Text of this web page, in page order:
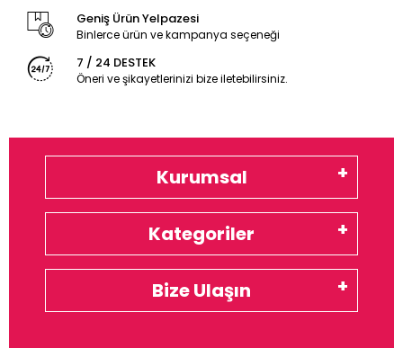
Geniş Ürün Yelpazesi
Binlerce ürün ve kampanya seçeneği
7 / 24 DESTEK
Öneri ve şikayetlerinizi bize iletebilirsiniz.
Kurumsal
Kategoriler
Bize Ulaşın